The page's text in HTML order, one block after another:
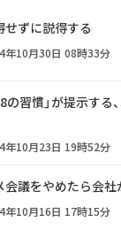
せずに説得する
年10月30日 08時33分
8の習慣」が提示す
年10月23日 19時52分
会議をやめたら会社
年10月16日 17時15分